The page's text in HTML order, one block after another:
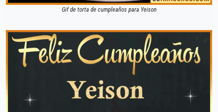
Gif de torta de cumpleaños para Yeison